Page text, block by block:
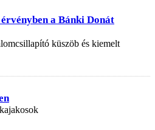
a Bánki Donát
küszöb és kiemelt